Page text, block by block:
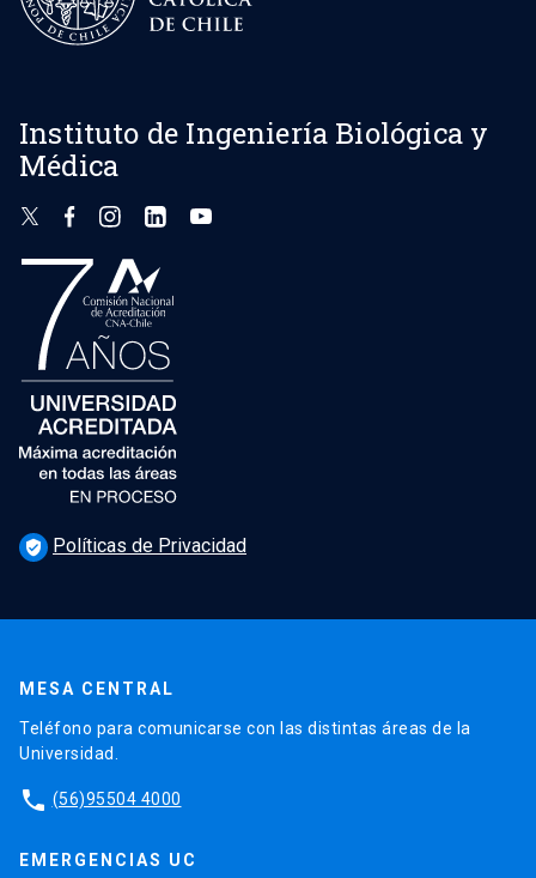
Instituto de Ingeniería Biológica y
Médica
verified_user Políticas de Privacidad
MESA CENTRAL
Teléfono para comunicarse con las distintas áreas de la
Universidad.
phone (56)95504 4000
EMERGENCIAS UC